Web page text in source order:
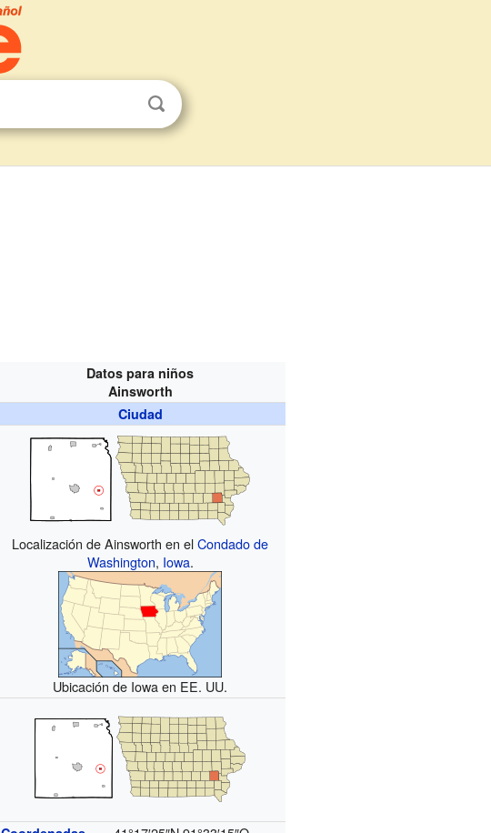
Datos para niños
Ainsworth
Ciudad
Localización de Ainsworth en elCondado de
Washington, Iowa.
Ubicación de Iowa en EE. UU.